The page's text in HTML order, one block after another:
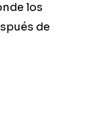
los
de